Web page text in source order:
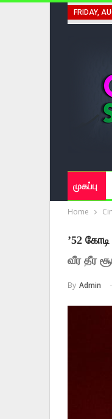
FRIDAY,
முகப்பு
Home
’52
வீர தீர
By Admin